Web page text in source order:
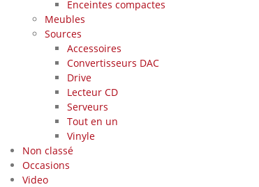
Enceintes compactes
Meubles
Sources
Accessoires
Convertisseurs DAC
Drive
Lecteur CD
Serveurs
Tout en un
Vinyle
Non classé
Occasions
Video